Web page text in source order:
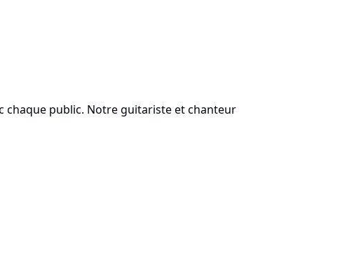
chaque public. Notre guitariste et chanteur